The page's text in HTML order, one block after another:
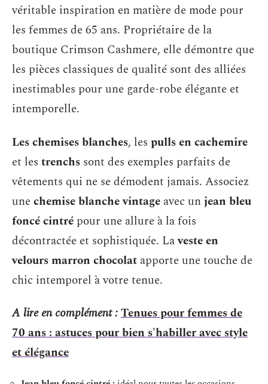
véritable inspiration en matière de mode pour
les femmes de 65 ans. Propriétaire de la
boutique Crimson Cashmere, elle démontre que
les pièces classiques de qualité sont des alliées
inestimables pour une garde-robe élégante et
intemporelle.
Les chemises blanches, les pulls en cachemire
et les trenchs sont des exemples parfaits de
vêtements qui ne se démodent jamais. Associez
unechemise blanche vintage avec unjean bleu
foncé cintré pour une allure à la fois
décontractée et sophistiquée. Laveste en
velours marron chocolat apporte une touche de
chic intemporel à votre tenue.
A lire en complément :Tenues pour femmes de
70 ans : astuces pour bien s'habiller avec style
et élégance